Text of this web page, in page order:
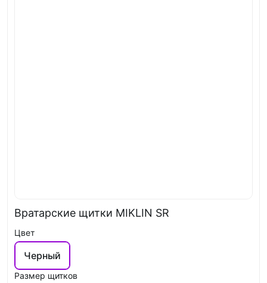
Вратарские щитки MIKLIN SR
Цвет
Черный
Размер щитков